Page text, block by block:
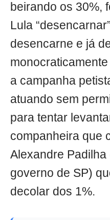
beirando os 30%,
Lula
desencarne e já
a campanha
atuando sem
para tentar
companheira que
Alexandre
governo de SP)
decolar dos 1%.